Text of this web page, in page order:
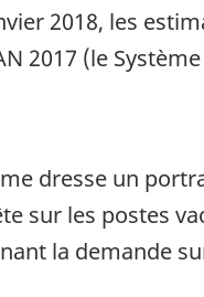
2018, les
2017 (le
dresse un
sur les postes
la demande